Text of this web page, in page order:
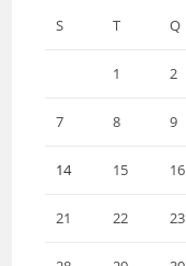
S
T Q
1 2
7 8 9
14 15 16
21 22 23